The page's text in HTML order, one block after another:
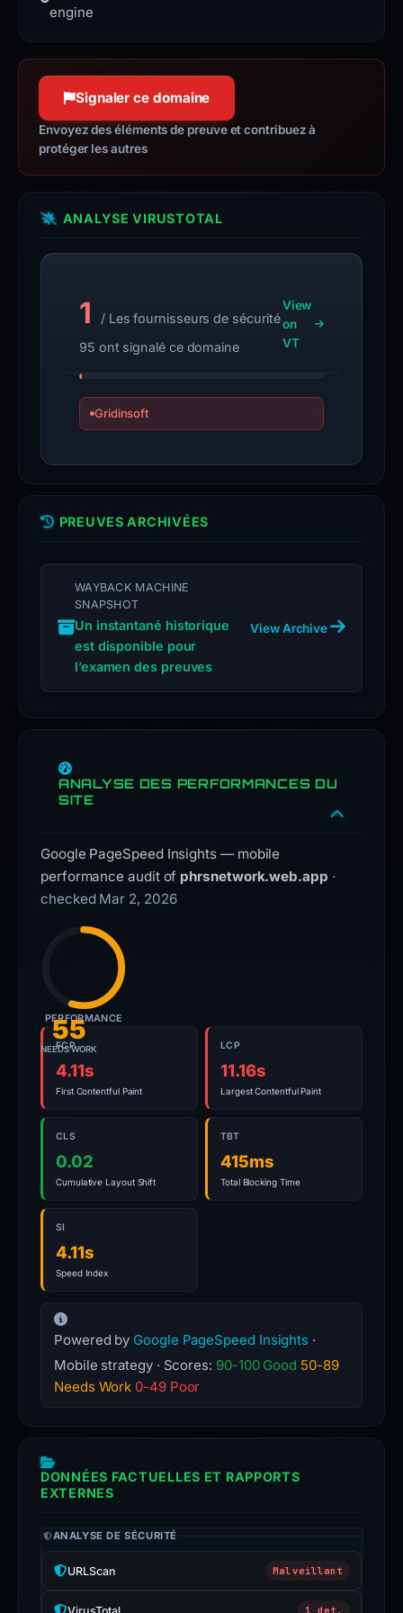
engine
Signaler ce domaine
Envoyez des éléments de preuve et contribuez à
protéger les autres
ANALYSE VIRUSTOTAL
1
/ Les fournisseurs de sécurité
95 ont signalé ce domaine
View
on
VT
Gridinsoft
PREUVES ARCHIVÉES
WAYBACK MACHINE
SNAPSHOT
Un instantané historique
est disponible pour
l’examen des preuves
View Archive
ANALYSE DES PERFORMANCES DU
SITE
Google PageSpeed Insights — mobile
performance audit of phrsnetwork.web.app ·
checked Mar 2, 2026
55
NEEDS WORK
PERFORMANCE
FCP
4.11s
First Contentful Paint
LCP
11.16s
Largest Contentful Paint
CLS
0.02
Cumulative Layout Shift
TBT
415ms
Total Blocking Time
SI
4.11s
Speed Index
Powered by Google PageSpeed Insights ·
Mobile strategy · Scores: 90-100 Good 50-89
Needs Work 0-49 Poor
DONNÉES FACTUELLES ET RAPPORTS
EXTERNES
ANALYSE DE SÉCURITÉ
URLScan Malveillant
VirusTotal 1 det.